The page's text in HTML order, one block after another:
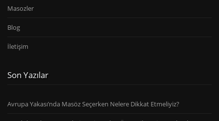
Masozler
Blog
İletişim
Son Yazılar
Avrupa Yakası’nda Masöz Seçerken Nelere Dikkat Etmeliyiz?